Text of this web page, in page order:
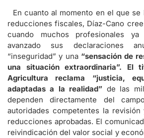
En cuanto al momento en el que se
reducciones fiscales, Díaz-Cano
cuando muchos profesionales
avanzado sus declaraciones
“inseguridad” y una “sensación de
una situación extraordinaria”.
El
Agricultura reclama “justicia,
adaptadas a la realidad” de las
dependen directamente del
autoridades competentes la
reducciones aprobadas. El
reivindicación del valor social y